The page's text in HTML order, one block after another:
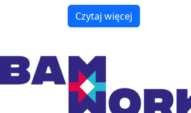
Czytaj więcej